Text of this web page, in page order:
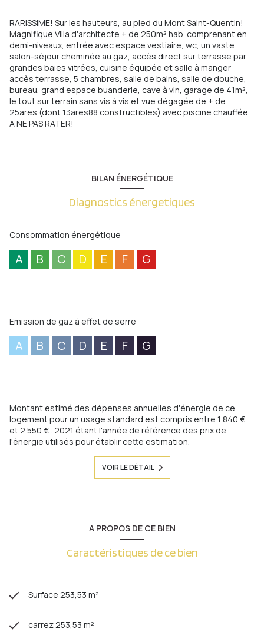
RARISSIME! Sur les hauteurs, au pied du Mont Saint-Quentin!
Magnifique Villa d'architecte + de 250m² hab. comprenant en
demi-niveaux, entrée avec espace vestiaire, wc, un vaste
salon-séjour cheminée au gaz, accès direct sur terrasse par
grandes baies vitrées, cuisine équipée et salle à manger
accès terrasse, 5 chambres, salle de bains, salle de douche,
bureau, grand espace buanderie, cave à vin, garage de 41m²,
le tout sur terrain sans vis à vis et vue dégagée de + de
25ares (dont 13ares88 constructibles) avec piscine chauffée.
A NE PAS RATER!
BILAN ÉNERGÉTIQUE
Diagnostics énergetiques
Consommation énergétique
A B C D E F G
Emission de gaz à effet de serre
A B C D E F G
Montant estimé des dépenses annuelles d'énergie de ce
logement pour un usage standard est compris entre 1 840 €
et 2 550 € . 2021 étant l'année de référence des prix de
l'énergie utilisés pour établir cette estimation.
VOIR LE DÉTAIL
A PROPOS DE CE BIEN
Caractéristiques de ce bien
Surface 253,53 m²
carrez 253,53 m²